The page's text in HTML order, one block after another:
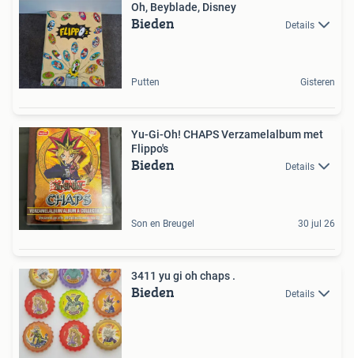
Oh, Beyblade, Disney
Bieden Details
Putten Gisteren
Yu-Gi-Oh! CHAPS Verzamelalbum met
Flippo's
Bieden Details
Son en Breugel 30 jul 26
3411 yu gi oh chaps .
Bieden Details